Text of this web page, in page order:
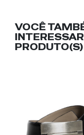
VOCÊ
PRODUTO(S)